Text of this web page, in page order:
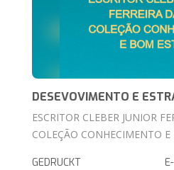
DESEVOVIMENTO E
ESCRITOR CLEBER JUNIOR
COLEÇÃO CONHECIMENTO
GEDRUCKT